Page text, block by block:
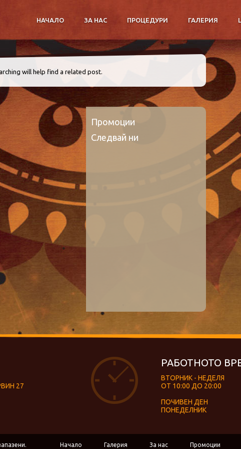
НАЧАЛО ЗА НАС ПРОЦЕДУРИ ГАЛЕРИЯ
will help find a related post.
Промоции
Следвай ни
27
РАБОТНОТО
ВТОРНИК - НЕДЕЛЯ
ОТ 10:00 ДО 20:00
ПОЧИВЕН ДЕН
ПОНЕДЕЛНИК
Начало Галерия За нас Промоции